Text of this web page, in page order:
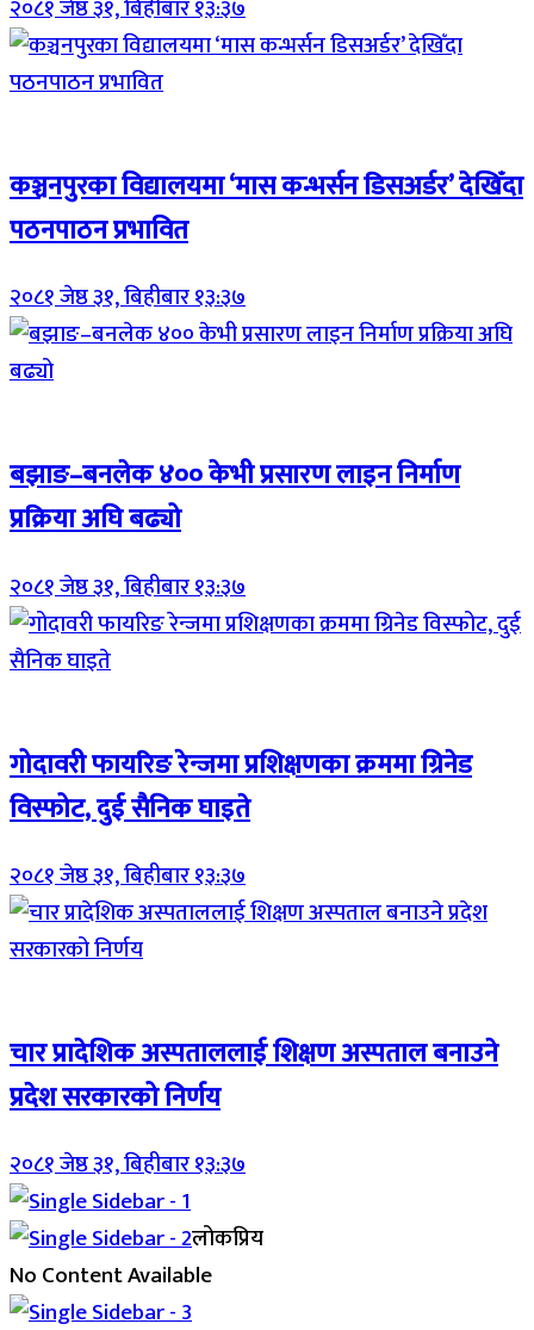
२०८१ जेष्ठ ३१, बिहीबार १३:३७
कञ्चनपुरका विद्यालयमा ‘मास कन्भर्सन डिसअर्डर’ देखिँदा
पठनपाठन प्रभावित
२०८१ जेष्ठ ३१, बिहीबार १३:३७
बझाङ–बनलेक ४०० केभी प्रसारण लाइन निर्माण
प्रक्रिया अघि बढ्यो
२०८१ जेष्ठ ३१, बिहीबार १३:३७
गोदावरी फायरिङ रेन्जमा प्रशिक्षणका क्रममा ग्रिनेड
विस्फोट, दुई सैनिक घाइते
२०८१ जेष्ठ ३१, बिहीबार १३:३७
चार प्रादेशिक अस्पताललाई शिक्षण अस्पताल बनाउने
प्रदेश सरकारको निर्णय
२०८१ जेष्ठ ३१, बिहीबार १३:३७
लोकप्रिय
No Content Available